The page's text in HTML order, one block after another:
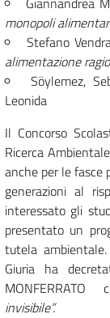
monopoli
Stefano
alimentazione
Söylemez,
Leonida
Il Concorso
Ricerca
anche per le fasce
generazioni al
interessato gli
presentato un
tutela
Giuria ha
MONFERRATO
invisibile”.